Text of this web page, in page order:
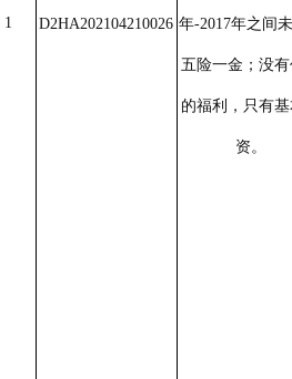
1 D2HA202104210026 年-2017年之间
五险一金；没
的福利，只有
资。